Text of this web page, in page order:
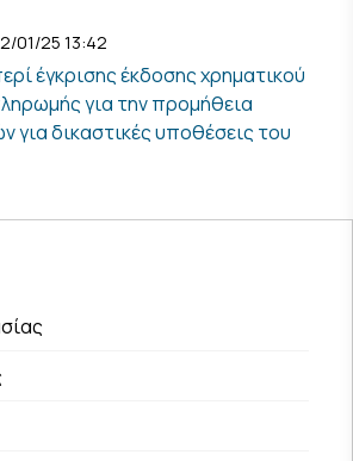
01/25 13:42
έγκρισης έκδοσης χρηματικού
για την προμήθεια
δικαστικές υποθέσεις του